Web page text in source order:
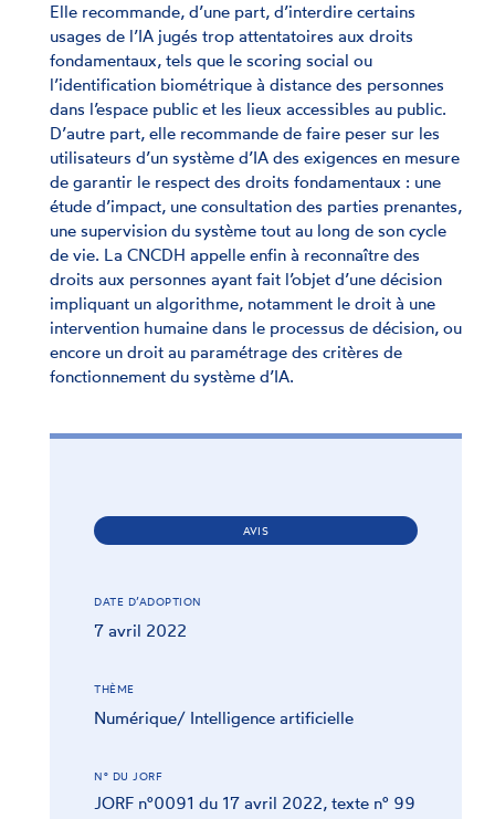
Elle recommande, d’une part, d’interdire certains
usages de l’IA jugés trop attentatoires aux droits
fondamentaux, tels que le scoring social ou
l’identification biométrique à distance des personnes
dans l’espace public et les lieux accessibles au public.
D’autre part, elle recommande de faire peser sur les
utilisateurs d’un système d’IA des exigences en mesure
de garantir le respect des droits fondamentaux : une
étude d’impact, une consultation des parties prenantes,
une supervision du système tout au long de son cycle
de vie. La CNCDH appelle enfin à reconnaître des
droits aux personnes ayant fait l’objet d’une décision
impliquant un algorithme, notamment le droit à une
intervention humaine dans le processus de décision, ou
encore un droit au paramétrage des critères de
fonctionnement du système d’IA.
AVIS
DATE D’ADOPTION
7 avril 2022
THÈME
Numérique/ Intelligence artificielle
N° DU JORF
JORF n°0091 du 17 avril 2022, texte n° 99